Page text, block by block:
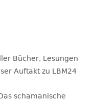
Bücher, Lesungen
Auftakt zu LBM24
schamanische